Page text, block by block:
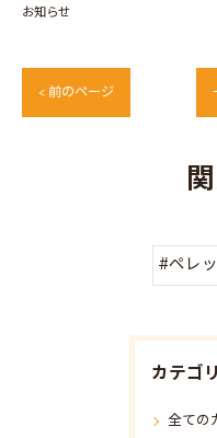
お知らせ
< 前のページ
#ペレ
カテゴ
全ての